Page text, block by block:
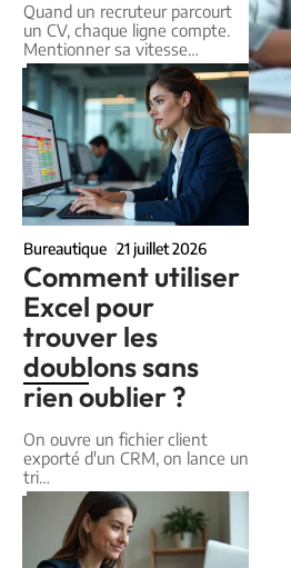
Quand un recruteur parcourt
un CV, chaque ligne compte.
Mentionner sa vitesse…
Bureautique 21 juillet 2026
Comment utiliser
Excel pour
trouver les
doublons sans
rien oublier ?
On ouvre un fichier client
exporté d'un CRM, on lance un
tri…